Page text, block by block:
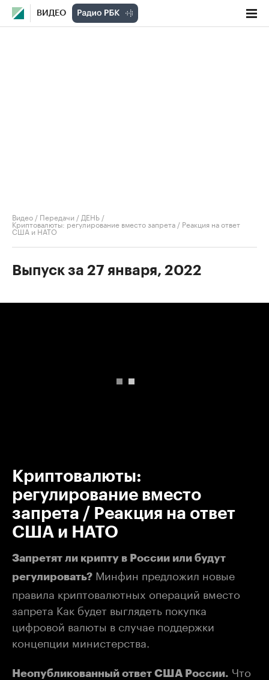
ВИДЕО
Видео / Передачи / ДЕНЬ /
Криптовалюты: регулирование вместо запрета / Реакция на ответ
США и НАТО
Выпуск за 27 января, 2022
Криптовалюты:
регулирование вместо
запрета / Реакция на ответ
США и НАТО
Запретят ли крипту в России или будут
регулировать? Минфин предложил новые
правила криптовалютных операций вместо
запрета Как будет выглядеть покупка
цифровой валюты в случае поддержки
концепции министерства.
Неопубликованный ответ США России. Что